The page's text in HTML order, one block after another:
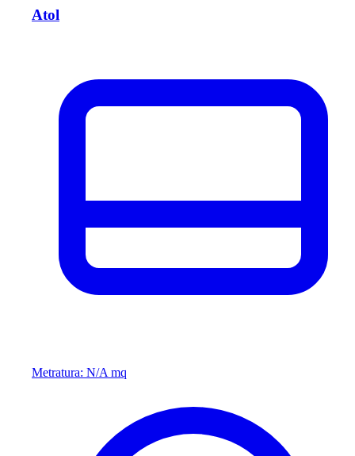
Atol
Metratura: N/A mq